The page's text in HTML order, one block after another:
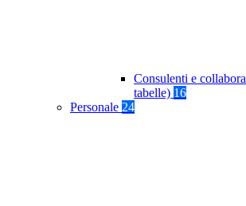
Consulenti e
tabelle) 16
Personale 24